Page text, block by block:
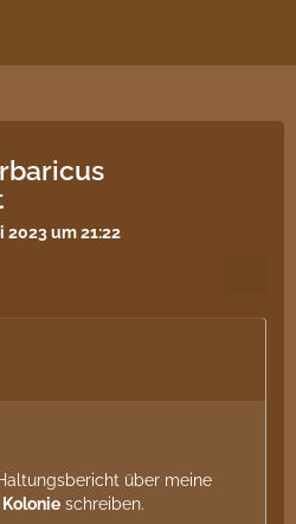
2023 um 21:22
über meine
Kolonie schreiben.